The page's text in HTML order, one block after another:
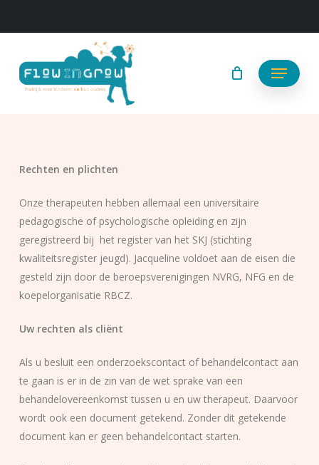
content
Menu
Rechten en plichten
Onze therapeuten hebben allemaal een universitaire
pedagogische of psychologische opleiding en zijn
geregistreerd bij het register van het SKJ (stichting
kwaliteitsregister jeugd). Jacqueline voldoet aan de eisen die
gesteld zijn door de beroepsverenigingen NVRG, NFG en de
koepelorganisatie RBCZ.
Uw rechten als cliënt
Als u besluit een onderzoekscontact of behandelcontact aan
te gaan is er in de zin van de wet sprake van een
behandelovereenkomst tussen u en uw therapeut. Daarvoor
wordt ook een document getekend. Zonder dit getekende
document kan er geen behandelcontact starten.